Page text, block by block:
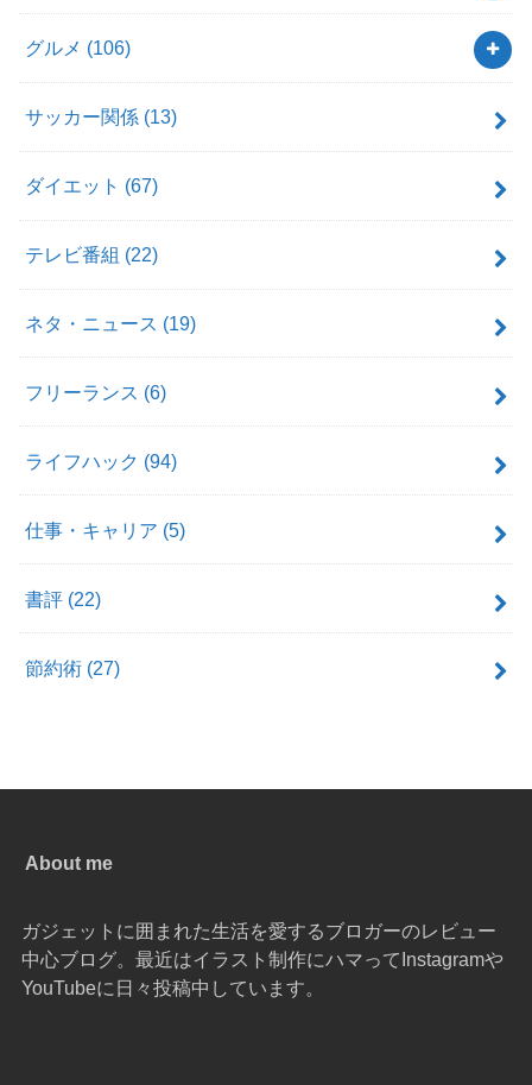
グルメ (106)
サッカー関係 (13)
ダイエット (67)
テレビ番組 (22)
ネタ・ニュース (19)
フリーランス (6)
ライフハック (94)
仕事・キャリア (5)
書評 (22)
節約術 (27)
About me
ガジェットに囲まれた生活を愛するブロガーのレビュー
中心ブログ。最近はイラスト制作にハマってInstagramや
YouTubeに日々投稿中しています。